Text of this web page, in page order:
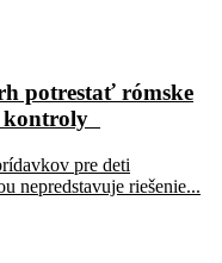
potrestať rómske
kontroly
pre deti
nepredstavuje riešenie...